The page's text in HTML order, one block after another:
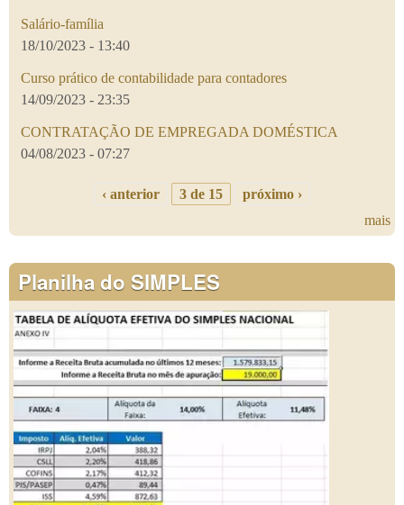
Salário-família
18/10/2023 - 13:40
Curso prático de contabilidade para contadores
14/09/2023 - 23:35
CONTRATAÇÃO DE EMPREGADA DOMÉSTICA
04/08/2023 - 07:27
‹ anterior 3 de 15
próximo ›
mais
Planilha do SIMPLES